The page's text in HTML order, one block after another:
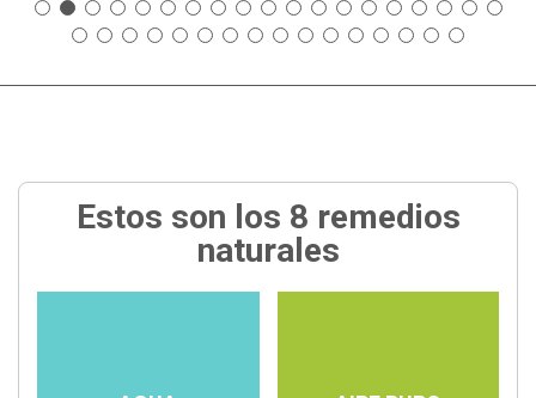
Estos son los 8 remedios
naturales